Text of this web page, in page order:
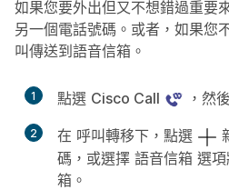
如果您要外出但又不想錯過重要
另一個電話號碼。或者，如果您
叫傳送到語音信箱。
1 點選 Cisco Call ，然
2 在 呼叫轉移下，點選
碼，或選擇 語音信箱 選
箱。